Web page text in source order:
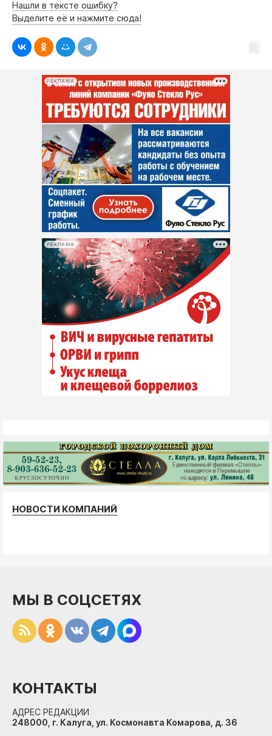
Нашли в тексте ошибку?
Выделите её и нажмите сюда!
РЕКЛАМА
РЕКЛАМА
НОВОСТИ КОМПАНИЙ
МЫ В СОЦСЕТЯХ
КОНТАКТЫ
АДРЕС РЕДАКЦИИ
248000, г. Калуга, ул. Космонавта Комарова, д. 36